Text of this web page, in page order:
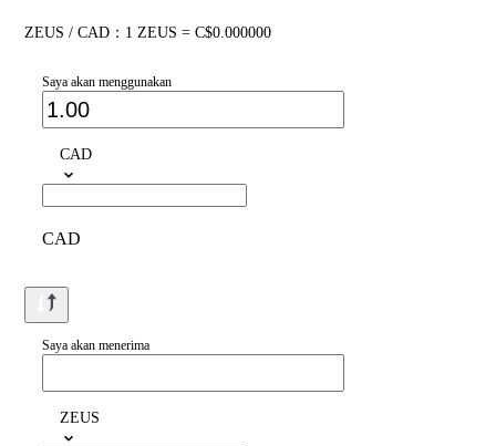
ZEUS / CAD：1 ZEUS = C$0.000000
Saya akan menggunakan
CAD
CAD
Saya akan menerima
ZEUS